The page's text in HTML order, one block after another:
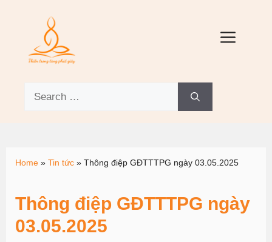
Home » Tin tức » Thông điệp GĐTTTPG ngày 03.05.2025
Thông điệp GĐTTTPG ngày
03.05.2025